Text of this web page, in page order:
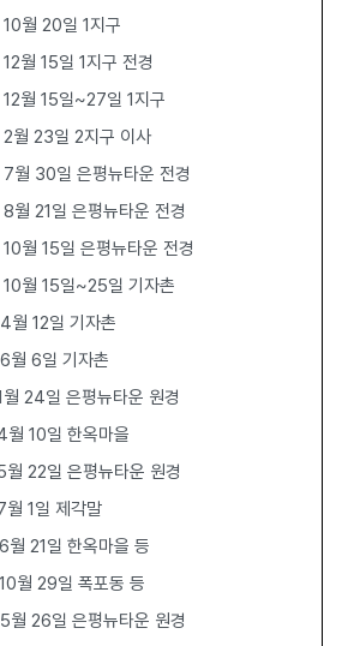
월 20일 1지구
월 15일 1지구 전경
월 15일~27일 1지구
월 23일 2지구 이사
월 30일 은평뉴타운 전경
월 21일 은평뉴타운 전경
월 15일 은평뉴타운 전경
월 15일~25일 기자촌
월 12일 기자촌
월 6일 기자촌
24일 은평뉴타운 원경
10일 한옥마을
22일 은평뉴타운 원경
1일 제각말
21일 한옥마을 등
월 29일 폭포동 등
월 26일 은평뉴타운 원경